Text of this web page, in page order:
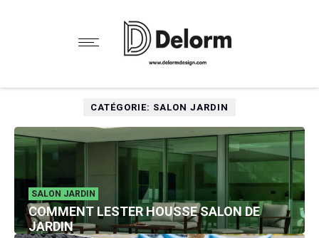
CATÉGORIE: SALON JARDIN
SALON JARDIN
COMMENT LESTER HOUSSE SALON DE
JARDIN